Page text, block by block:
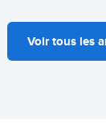
Voir tous les